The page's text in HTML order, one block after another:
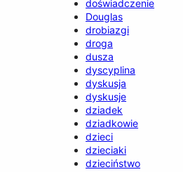
doświadczenie
Douglas
drobiazgi
droga
dusza
dyscyplina
dyskusja
dyskusje
dziadek
dziadkowie
dzieci
dzieciaki
dzieciństwo